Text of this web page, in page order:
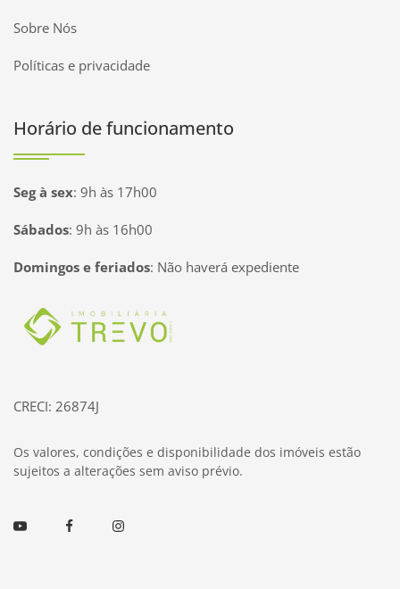
Sobre Nós
Políticas e privacidade
Horário de funcionamento
Seg à sex: 9h às 17h00
Sábados: 9h às 16h00
Domingos e feriados: Não haverá expediente
Página inicial
CRECI: 26874J
Os valores, condições e disponibilidade dos imóveis estão
sujeitos a alterações sem aviso prévio.
Youtube FacebookInstagram